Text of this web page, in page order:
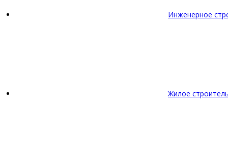
Инженерное
Жилое